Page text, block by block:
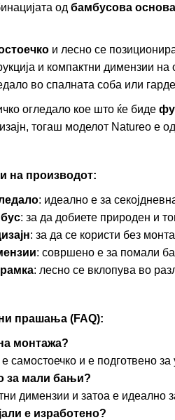
од бамбусова основа
и лесно се
и компактни димензии
во спалната соба или
огледало кое што ќе биде
тогаш моделот Natureo е
на производот:
: идеално е за
: за да добиете природен и
: за да се користи без
: совршено е за помали
: лесно се вклопува во
прашања (FAQ):
монтажа?
самостоечко и е подготвено
за мали бањи?
димензии и затоа е идеално
е изработено?